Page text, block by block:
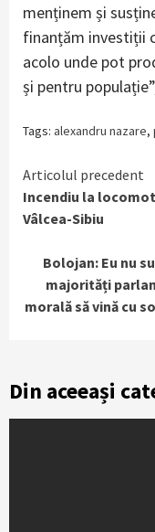
menținem și
finanțăm investiții
acolo unde pot
și pentru
Tags: alexandru nazare,
Continue
Reading
Articolul precedent
Incendiu la
Vâlcea-Sibiu
Bolojan: Eu nu
majorități
morală să vină cu
Din aceeași